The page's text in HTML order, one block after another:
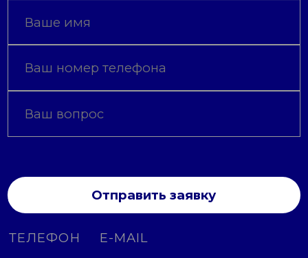
Отправить заявку
ТЕЛЕФОН E-MAIL